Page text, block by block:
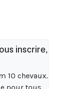
inscrire,
10 chevaux.